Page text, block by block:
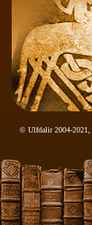
© Ulfdalir 2004-2021,